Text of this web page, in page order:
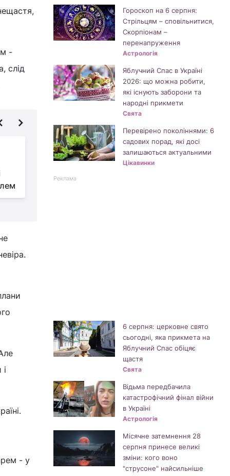
-
слід
Дата Дня батька у
2025: коли потрібно
- у
Гороскоп на 6 серпня:
Стрільцям – сповільнитися,
Скорпіонам –
перенапруження
Астрологія
Яблучний Спас в Україні
2026: що можна робити,
які існують заборони та
народні прикмети
Свята
Перевірено поколіннями: 6
садових порад, які досі
залишаються актуальними
Цікавинки
Реклама
6 серпня: церковне свято
сьогодні, яка прикмета на
Яблучний Спас обіцяє
щастя
Свята
Відьма передбачила
катастрофічний фінал війни
в Україні
Астрологія
Місячне затемнення 28
серпня принесе великі
зміни: кого воно
"струсоне" найсильніше